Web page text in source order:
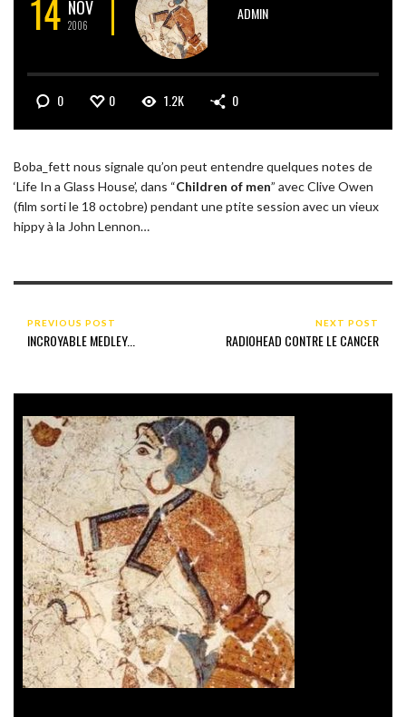
14 NOV
2006
ADMIN
0 0 1.2K 0
Boba_fett nous signale qu’on peut entendre quelques notes de
‘Life In a Glass House’, dans “Children of men” avec Clive Owen
(film sorti le 18 octobre) pendant une ptite session avec un vieux
hippy à la John Lennon…
PREVIOUS POST
INCROYABLE MEDLEY...
NEXT POST
RADIOHEAD CONTRE LE CANCER